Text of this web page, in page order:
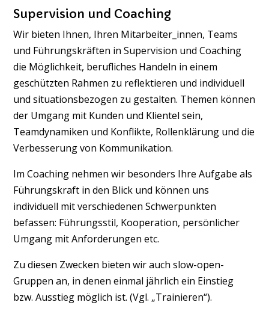
Supervision und Coaching
Wir bieten Ihnen, Ihren Mitarbeiter_innen, Teams
und Führungskräften in Supervision und Coaching
die Möglichkeit, berufliches Handeln in einem
geschützten Rahmen zu reflektieren und individuell
und situationsbezogen zu gestalten. Themen können
der Umgang mit Kunden und Klientel sein,
Teamdynamiken und Konflikte, Rollenklärung und die
Verbesserung von Kommunikation.
Im Coaching nehmen wir besonders Ihre Aufgabe als
Führungskraft in den Blick und können uns
individuell mit verschiedenen Schwerpunkten
befassen: Führungsstil, Kooperation, persönlicher
Umgang mit Anforderungen etc.
Zu diesen Zwecken bieten wir auch slow-open-
Gruppen an, in denen einmal jährlich ein Einstieg
bzw. Ausstieg möglich ist. (Vgl. „Trainieren“).